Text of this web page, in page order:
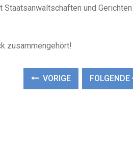
Staatsanwaltschaften und Gerichten
zusammengehört!
VORIGE FOLGENDE